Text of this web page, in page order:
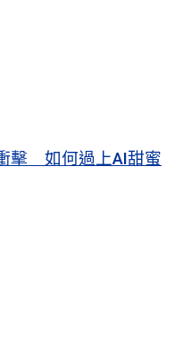
擊 如何過上AI甜蜜